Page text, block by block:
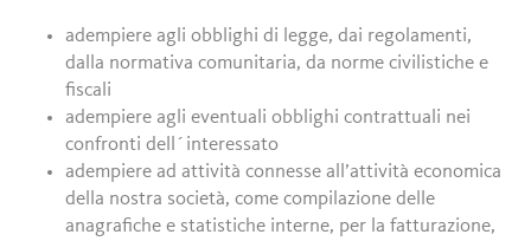
adempiere agli obblighi di legge, dai regolamenti,
dalla normativa comunitaria, da norme civilistiche e
fiscali
adempiere agli eventuali obblighi contrattuali nei
confronti dell´interessato
adempiere ad attività connesse all’attività economica
della nostra società, come compilazione delle
anagrafiche e statistiche interne, per la fatturazione,